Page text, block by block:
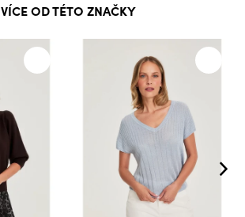
VÍCE OD TÉTO ZNAČKY